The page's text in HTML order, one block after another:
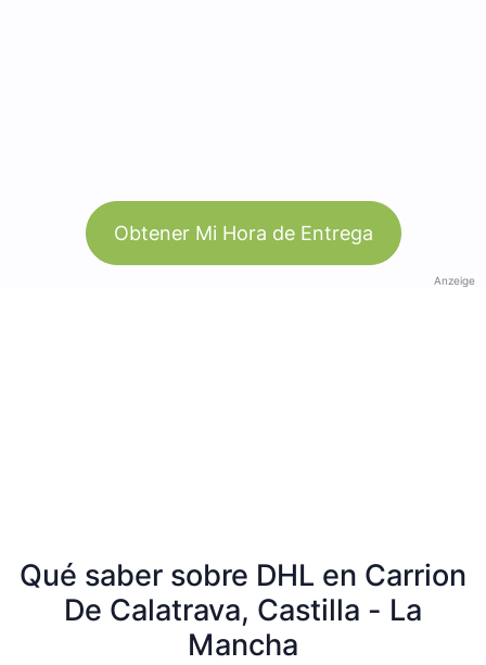
Obtener Mi Hora de Entrega
Anzeige
Qué saber sobre DHL en Carrion
De Calatrava, Castilla - La
Mancha